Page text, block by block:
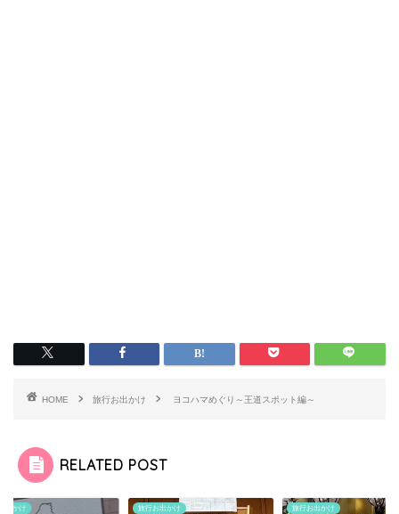
HOME 旅行お出かけ ヨコハマめぐり～王道スポット編～
RELATED POST
出かけ 旅行お出かけ 旅行お出かけ